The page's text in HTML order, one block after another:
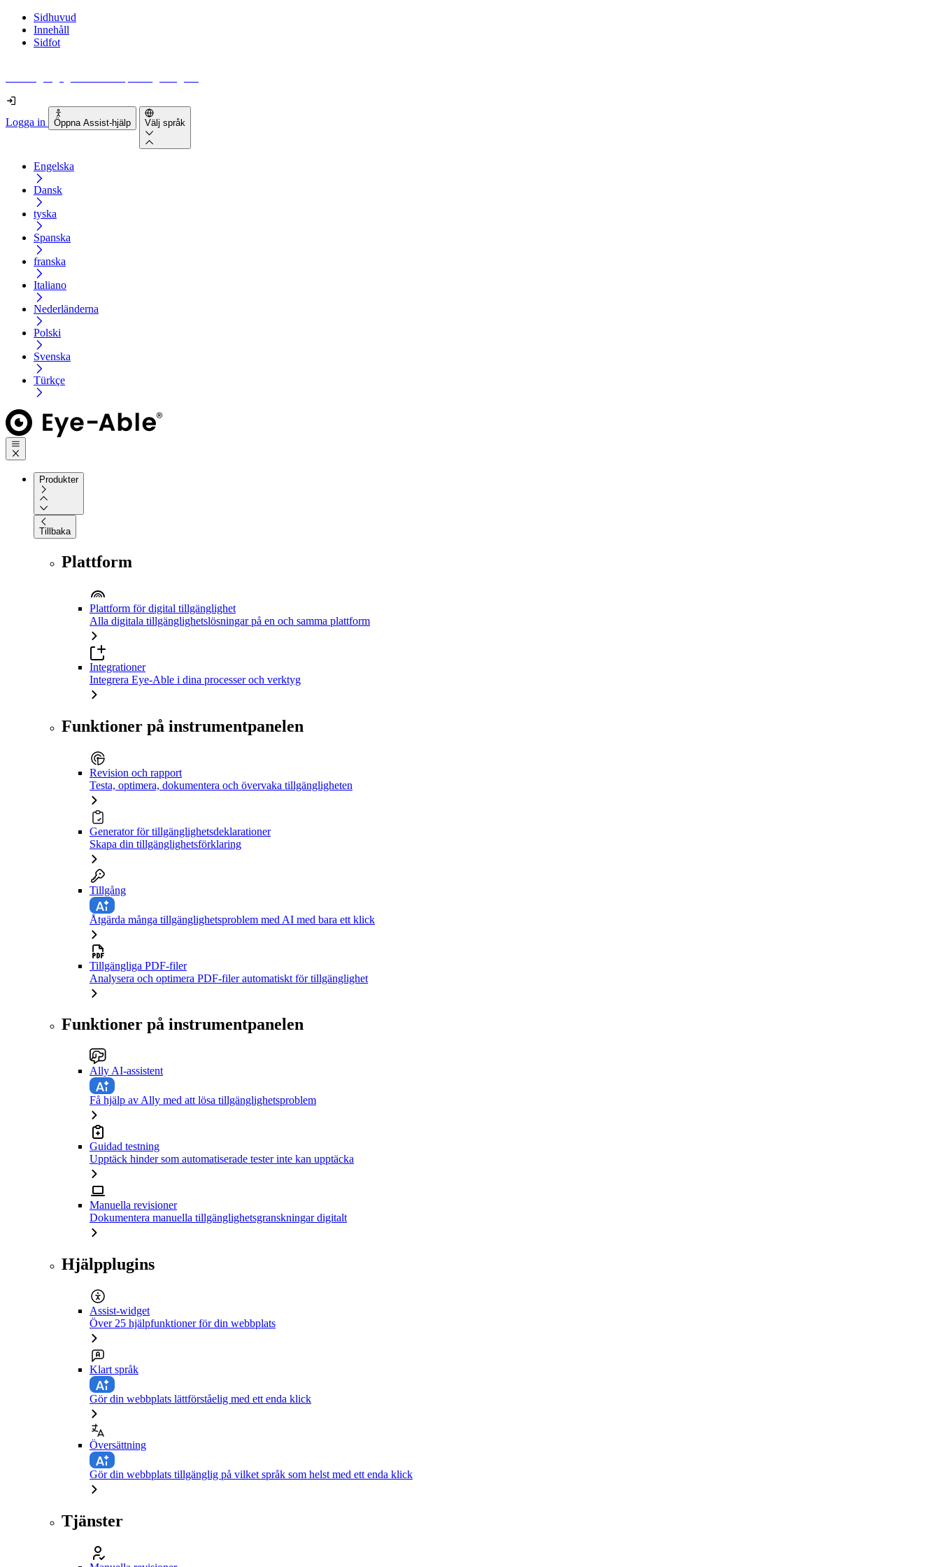
Sidhuvud
Innehåll
Sidfot
Logga in Öppna Assist-hjälp Välj språk
Engelska
Dansk
tyska
Spanska
franska
Italiano
Nederländerna
Polski
Svenska
Türkçe
Produkter
Tillbaka
Plattform
Plattform för digital tillgänglighet
Alla digitala tillgänglighetslösningar på en och samma plattform
Integrationer
Integrera Eye-Able i dina processer och verktyg
Funktioner på instrumentpanelen
Revision och rapport
Testa, optimera, dokumentera och övervaka tillgängligheten
Generator för tillgänglighetsdeklarationer
Skapa din tillgänglighetsförklaring
Tillgång
Åtgärda många tillgänglighetsproblem med AI med bara ett klick
Tillgängliga PDF-filer
Analysera och optimera PDF-filer automatiskt för tillgänglighet
Funktioner på instrumentpanelen
Ally AI-assistent
Få hjälp av Ally med att lösa tillgänglighetsproblem
Guidad testning
Upptäck hinder som automatiserade tester inte kan upptäcka
Manuella revisioner
Dokumentera manuella tillgänglighetsgranskningar digitalt
Hjälpplugins
Assist-widget
Över 25 hjälpfunktioner för din webbplats
Klart språk
Gör din webbplats lättförståelig med ett enda klick
Översättning
Gör din webbplats tillgänglig på vilket språk som helst med ett enda klick
Tjänster